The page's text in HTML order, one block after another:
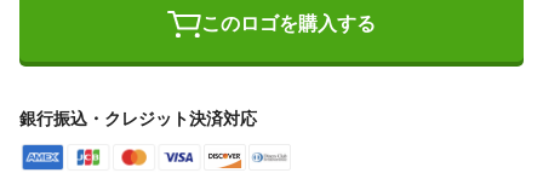
このロゴを購入する
銀行振込・クレジット決済対応